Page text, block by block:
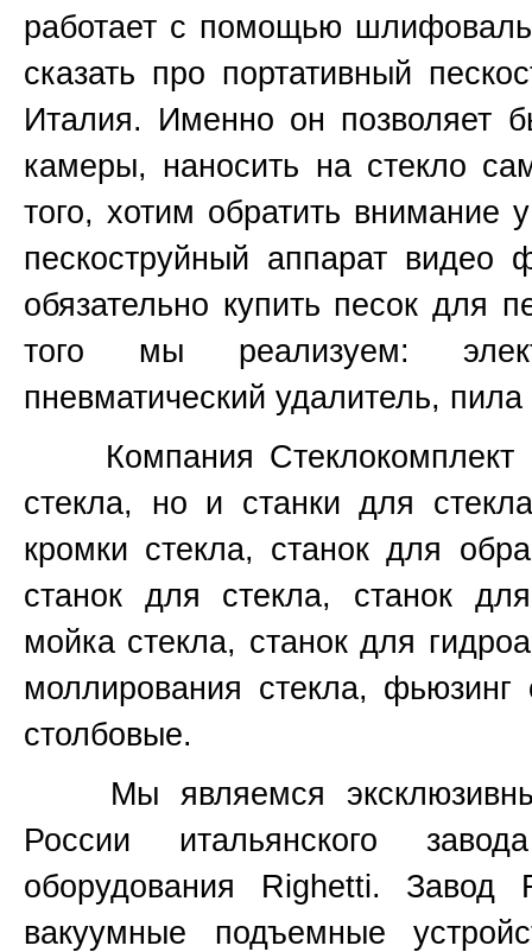
работает с помощью
сказать про портативный
Италия. Именно он позволяет
камеры, наносить на стекло
того, хотим обратить
пескоструйный аппарат
обязательно купить песок для
того мы реализуем:
пневматический удалитель,
Компания Стеклокомплект
стекла, но и станки для
кромки стекла, станок для
станок для стекла, станок
мойка стекла, станок для
моллирования стекла,
столбовые.
Мы являемся
России итальянского
оборудования Righetti. Завод
вакуумные подъемные